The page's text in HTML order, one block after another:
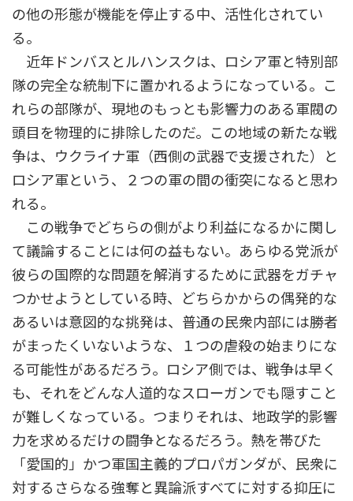
の他の形態が機能を停止する中、活性化されてい
る。
近年ドンバスとルハンスクは、ロシア軍と特別部
隊の完全な統制下に置かれるようになっている。こ
れらの部隊が、現地のもっとも影響力のある軍閥の
頭目を物理的に排除したのだ。この地域の新たな戦
争は、ウクライナ軍（西側の武器で支援された）と
ロシア軍という、２つの軍の間の衝突になると思わ
れる。
この戦争でどちらの側がより利益になるかに関し
て議論することには何の益もない。あらゆる党派が
彼らの国際的な問題を解消するために武器をガチャ
つかせようとしている時、どちらかからの偶発的な
あるいは意図的な挑発は、普通の民衆内部には勝者
がまったくいないような、１つの虐殺の始まりにな
る可能性があるだろう。ロシア側では、戦争は早く
も、それをどんな人道的なスローガンでも隠すこと
が難しくなっている。つまりそれは、地政学的影響
力を求めるだけの闘争となるだろう。熱を帯びた
「愛国的」かつ軍国主義的プロパガンダが、民衆に
対するさらなる強奪と異論派すべてに対する抑圧に